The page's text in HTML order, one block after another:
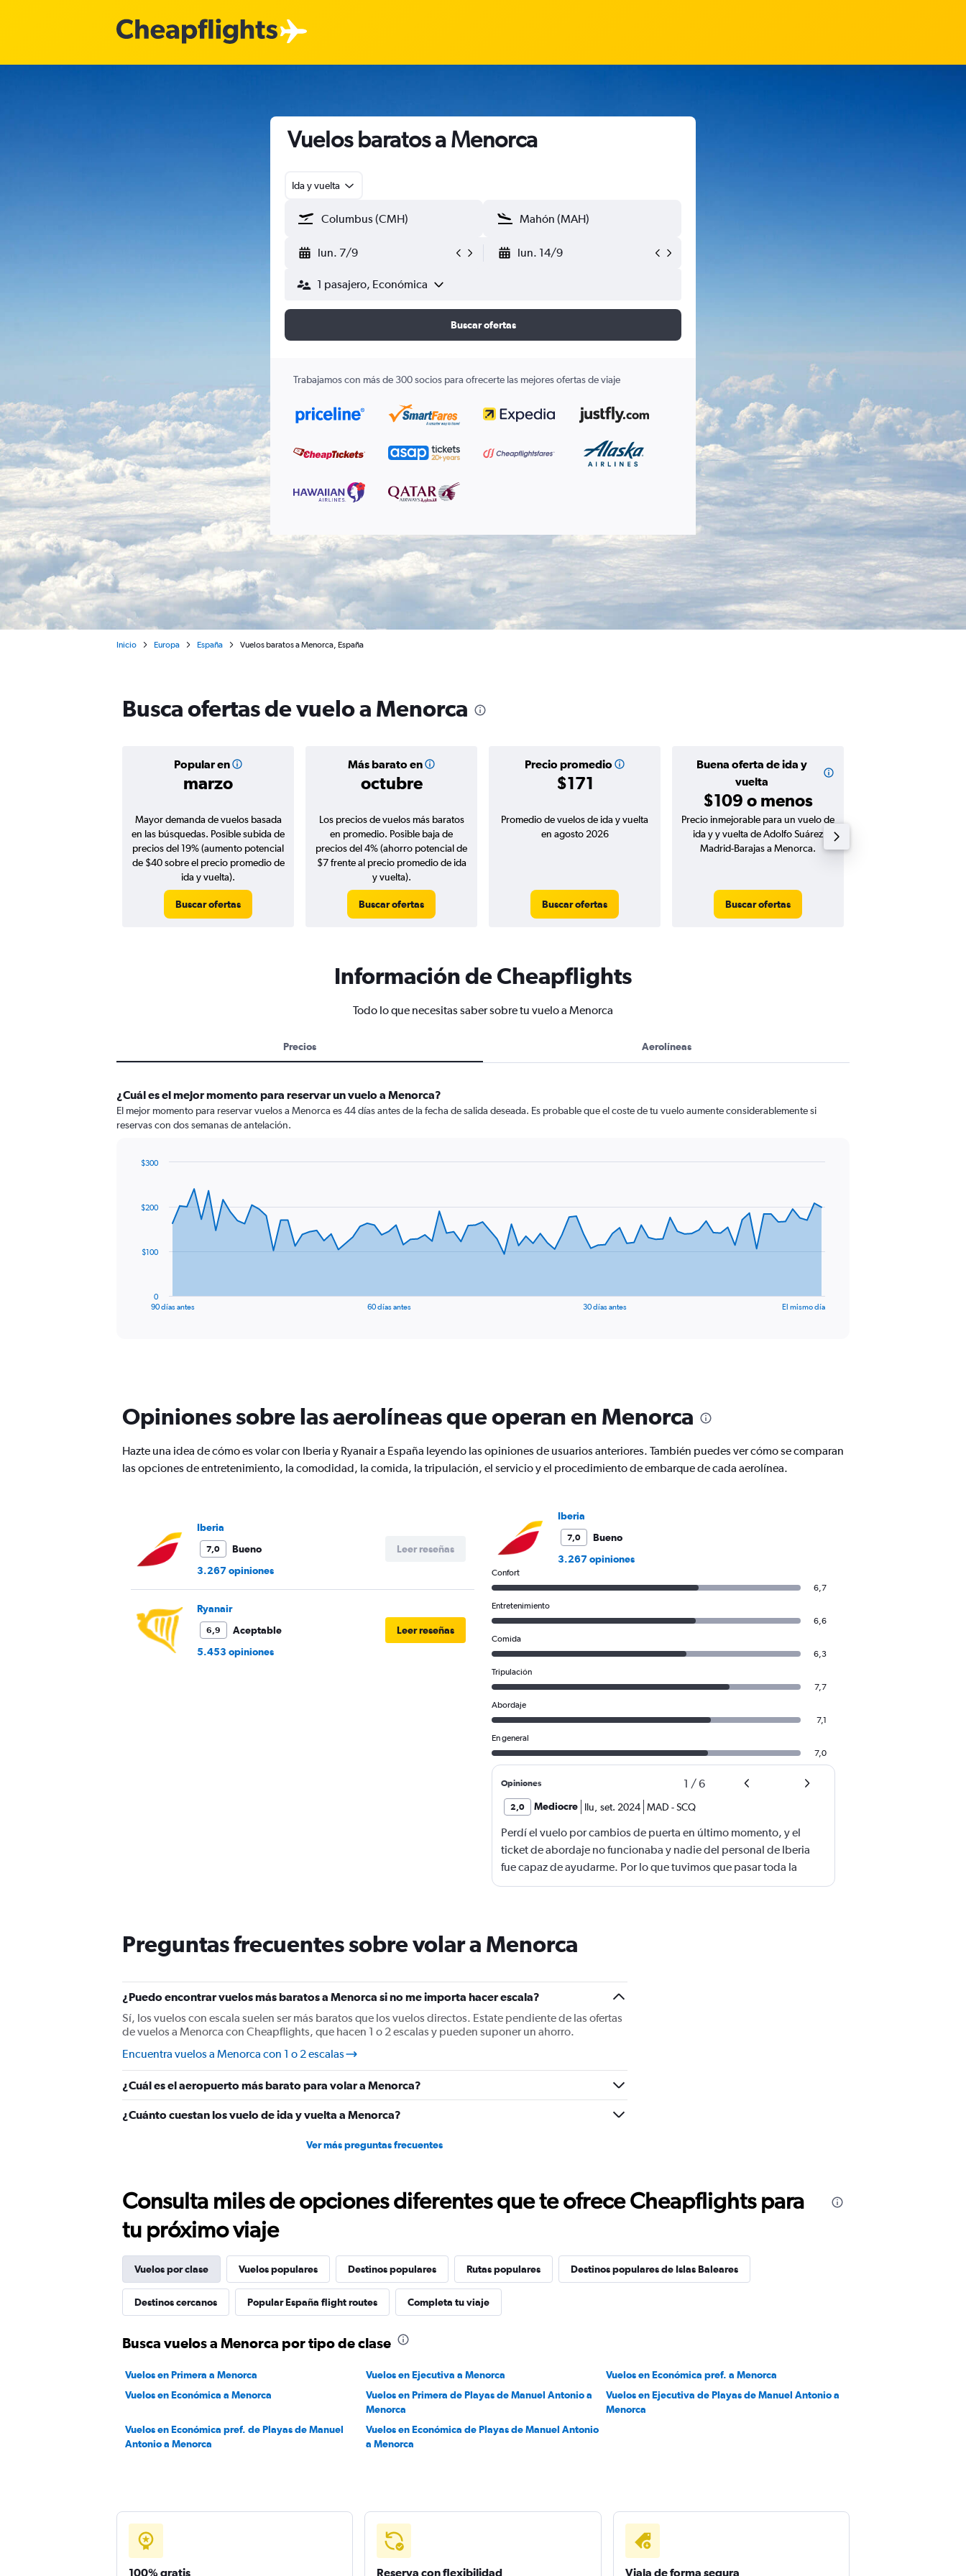
Vuelos baratos a Menorca
Ida y vuelta
lun. 7/9 lun. 14/9
1 pasajero, Económica
Buscar ofertas
Trabajamos con más de 300 socios para ofrecerte las mejores ofertas de viaje
Inicio Europa España Vuelos baratos a Menorca, España
Busca ofertas de vuelo a Menorca
Popular en
marzo
Más barato en
octubre
Precio promedio
$171
Buena oferta de ida y
vuelta
$109 o menos
Mayor demanda de vuelos basada
en las búsquedas. Posible subida de
precios del 19% (aumento potencial
de $40 sobre el precio promedio de
ida y vuelta).
Buscar ofertas
Los precios de vuelos más baratos
en promedio. Posible baja de
precios del 4% (ahorro potencial de
$7 frente al precio promedio de ida
y vuelta).
Buscar ofertas
Promedio de vuelos de ida y vuelta
en agosto 2026
Buscar ofertas
Precio inmejorable para un vuelo de
ida y y vuelta de Adolfo Suárez
Madrid-Barajas a Menorca.
Buscar ofertas
Información de Cheapflights
Todo lo que necesitas saber sobre tu vuelo a Menorca
Precios Aerolíneas
¿Cuál es el mejor momento para reservar un vuelo a Menorca?
El mejor momento para reservar vuelos a Menorca es 44 días antes de la fecha de salida deseada. Es probable que el coste de tu vuelo aumente considerablemente si
reservas con dos semanas de antelación.
data
The
chart
has
Y
axis
300.
90 días antes 60 días antes 30 días antes El mismo día
0
$100
$200
$300
Opiniones sobre las aerolíneas que operan en Menorca
Hazte una idea de cómo es volar con Iberia y Ryanair a España leyendo las opiniones de usuarios anteriores. También puedes ver cómo se comparan
las opciones de entretenimiento, la comodidad, la comida, la tripulación, el servicio y el procedimiento de embarque de cada aerolínea.
Iberia
7,0
Bueno
3.267 opiniones
Leer reseñas
Ryanair
6,9
Aceptable
5.453 opiniones
Leer reseñas
Iberia
7,0
Bueno
3.267 opiniones
Confort
6,7
Entretenimiento
6,6
Comida
6,3
Tripulación
7,7
Abordaje
7,1
En general
7,0
Opiniones 1 /6
2,0 Mediocre Ilu set. 2024 MAD -SCQ
Perdí el vuelo por cambios de puerta en último momento, y el
ticket de abordaje no funcionaba y nadie del personal de Iberia
fue capaz de ayudarme. Por lo que tuvimos que pasar toda la
noche en el aeropuerto.
Preguntas frecuentes sobre volar a Menorca
¿Puedo encontrar vuelos más baratos a Menorca si no me importa hacer escala?
Sí, los vuelos con escala suelen ser más baratos que los vuelos directos. Estate pendiente de las ofertas
de vuelos a Menorca con Cheapflights, que hacen 1 o 2 escalas y pueden suponer un ahorro.
Encuentra vuelos a Menorca con 1 o 2 escalas
¿Cuál es el aeropuerto más barato para volar a Menorca?
¿Cuánto cuestan los vuelo de ida y vuelta a Menorca?
Ver más preguntas frecuentes
Consulta miles de opciones diferentes que te ofrece Cheapflights para
tu próximo viaje
Vuelos por clase Vuelos populares Destinos populares Rutas populares Destinos populares de Islas Baleares
Destinos cercanos Popular España flight routes Completa tu viaje
Busca vuelos a Menorca por tipo de clase
Vuelos en Primera a Menorca Vuelos en Ejecutiva a Menorca
Vuelos en Económica pref. a Menorca
Vuelos en Económica a Menorca
Vuelos en Primera de Playas de Manuel Antonio a
Menorca
Vuelos en Ejecutiva de Playas de Manuel Antonio a
Menorca
Vuelos en Económica pref. de Playas de Manuel
Antonio a Menorca
Vuelos en Económica de Playas de Manuel Antonio
a Menorca
100% gratis Reserva con flexibilidad Viaja de forma segura